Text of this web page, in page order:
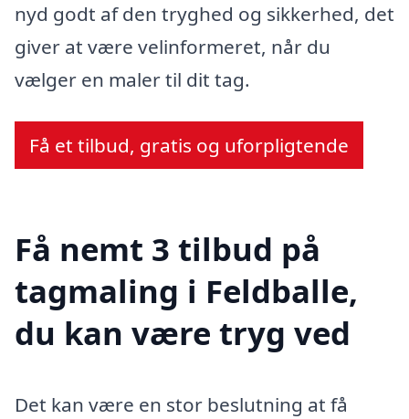
nyd godt af den tryghed og sikkerhed, det
giver at være velinformeret, når du
vælger en maler til dit tag.
Få et tilbud, gratis og uforpligtende
Få nemt 3 tilbud på
tagmaling i Feldballe,
du kan være tryg ved
Det kan være en stor beslutning at få